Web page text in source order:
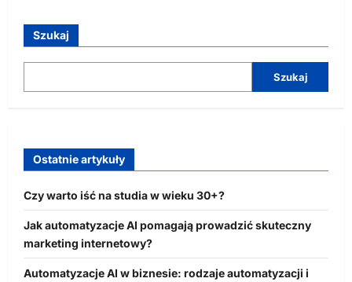
Szukaj
Szukaj
Ostatnie artykuły
Czy warto iść na studia w wieku 30+?
Jak automatyzacje AI pomagają prowadzić skuteczny
marketing internetowy?
Automatyzacje AI w biznesie: rodzaje automatyzacji i